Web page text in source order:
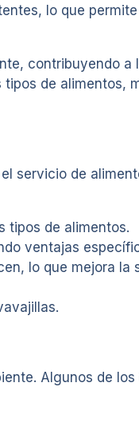
lo que
contribuyendo a
de alimentos,
servicio de
tipos de alimentos.
ventajas
lo que mejora la
Algunos de los